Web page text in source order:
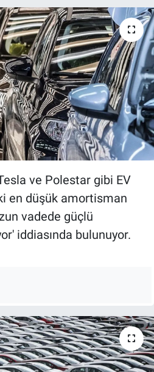
ve Polestar gibi EV
en düşük amortisman
vadede güçlü
iddiasında bulunuyor.